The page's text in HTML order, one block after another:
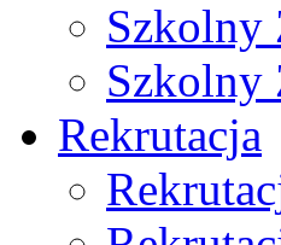
Szkolny
Szkolny
Rekrutacja